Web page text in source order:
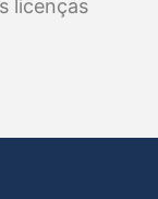
licenças